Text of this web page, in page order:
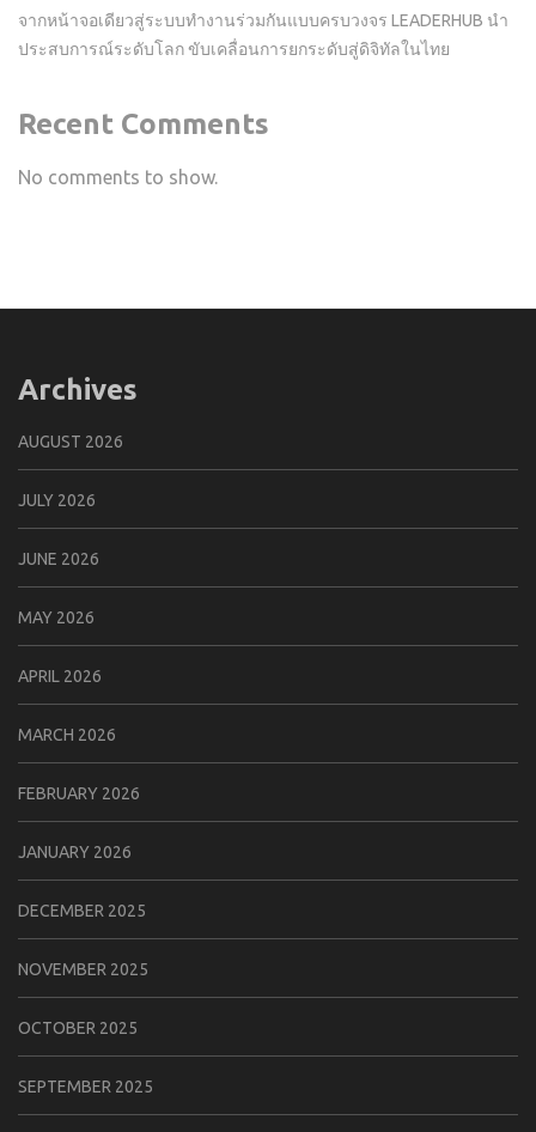
จากหน้าจอเดียวสู่ระบบทำงานร่วมกันแบบครบวงจร LEADERHUB นำ
ประสบการณ์ระดับโลก ขับเคลื่อนการยกระดับสู่ดิจิทัลในไทย
Recent Comments
No comments to show.
Archives
AUGUST 2026
JULY 2026
JUNE 2026
MAY 2026
APRIL 2026
MARCH 2026
FEBRUARY 2026
JANUARY 2026
DECEMBER 2025
NOVEMBER 2025
OCTOBER 2025
SEPTEMBER 2025